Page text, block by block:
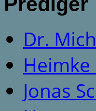
Dr.
Jonas